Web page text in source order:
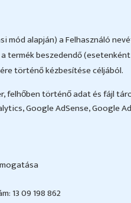
alapján) a Felhasználó
termék beszedendő
történő kézbesítése céljából.
felhőben történő adat és fájl
Google AdSense, Google
13 09 198 862